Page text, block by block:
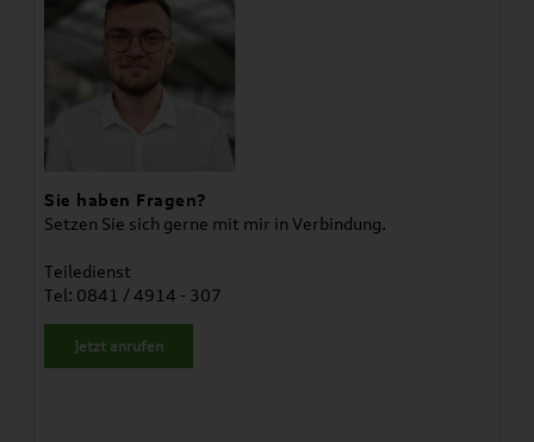
Sie haben Fragen?
Setzen Sie sich gerne mit mir in Verbindung.
Teiledienst
Tel: 0841 / 4914 - 307
Jetzt anrufen